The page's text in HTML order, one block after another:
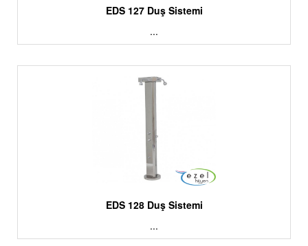
EDS 127 Duş Sistemi
...
EDS 128 Duş Sistemi
...